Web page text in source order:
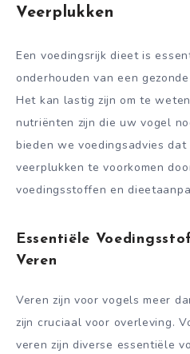
Veerplukken
Een voedingsrijk dieet is
onderhouden van een
Het kan lastig zijn om te
nutriënten zijn die uw vogel
bieden we voedingsadvies dat
veerplukken te voorkomen
voedingsstoffen en
Essentiële
Veren
Veren zijn voor vogels meer
zijn cruciaal voor overleving.
veren zijn diverse essentiële